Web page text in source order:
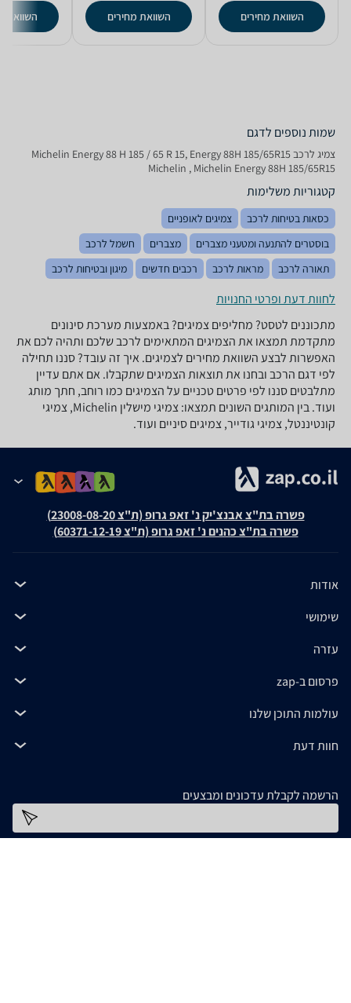
השוואת מחירים השוואת מחירים השוואת
שמות נוספים לדגם
צמיג לרכב Michelin Energy 88 H 185 / 65 R 15, Energy 88H 185/65R15
Michelin , Michelin Energy 88H 185/65R15
קטגוריות משלימות
כסאות בטיחות לרכב
צמיגים לאופניים
בוסטרים להתנעה ומטעני מצברים
מצברים
חשמל לרכב
תאורה לרכב
מראות לרכב רכבים חדשים מיגון ובטיחות לרכב
לחוות דעת ופרטי החנויות
מתכוננים לטסט? מחליפים צמיגים? באמצעות מערכת סינונים
מתקדמת תמצאו את הצמיגים המתאימים לרכב שלכם ותהיה לכם את
האפשרות לבצע השוואת מחירים לצמיגים. איך זה עובד? סננו תחילה
לפי דגם הרכב ובחנו את תוצאות הצמיגים שתקבלו. אם אתם עדיין
מתלבטים סננו לפי פרטים טכניים על הצמיגים כמו רוחב, חתך מותג
ועוד. בין המותגים השונים תמצאו: צמיגי מישלין Michelin, צמיגי
קונטיננטל, צמיגי גודייר, צמיגים סיניים ועוד.
פשרה בת"צ אבנצ'יק נ' זאפ גרופ (ת"צ 23008-08-20)
פשרה בת"צ כהנים נ' זאפ גרופ (ת"צ 60371-12-19)
אודות
שימושי
עזרה
פרסום ב-zap
עולמות התוכן שלנו
חוות דעת
הרשמה לקבלת עדכונים ומבצעים